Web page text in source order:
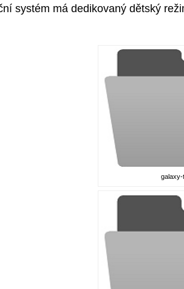
systém má dedikovaný dětský
galaxy-